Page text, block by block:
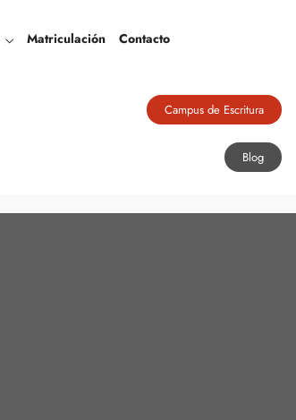
Matriculación Contacto
Campus de Escritura
Blog